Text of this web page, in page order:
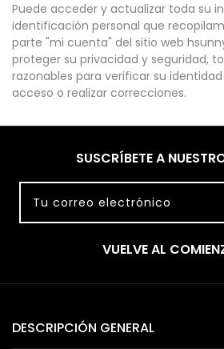
Puede acceder y actualizar toda su
identificación personal que
parte "mi cuenta" del sitio web
proteger su privacidad y seguridad,
razonables para verificar su
acceso o realizar correcciones.
SUSCRÍBETE A
Tu correo electrónico
VUELVE AL
DESCRIPCIÓN GENERAL